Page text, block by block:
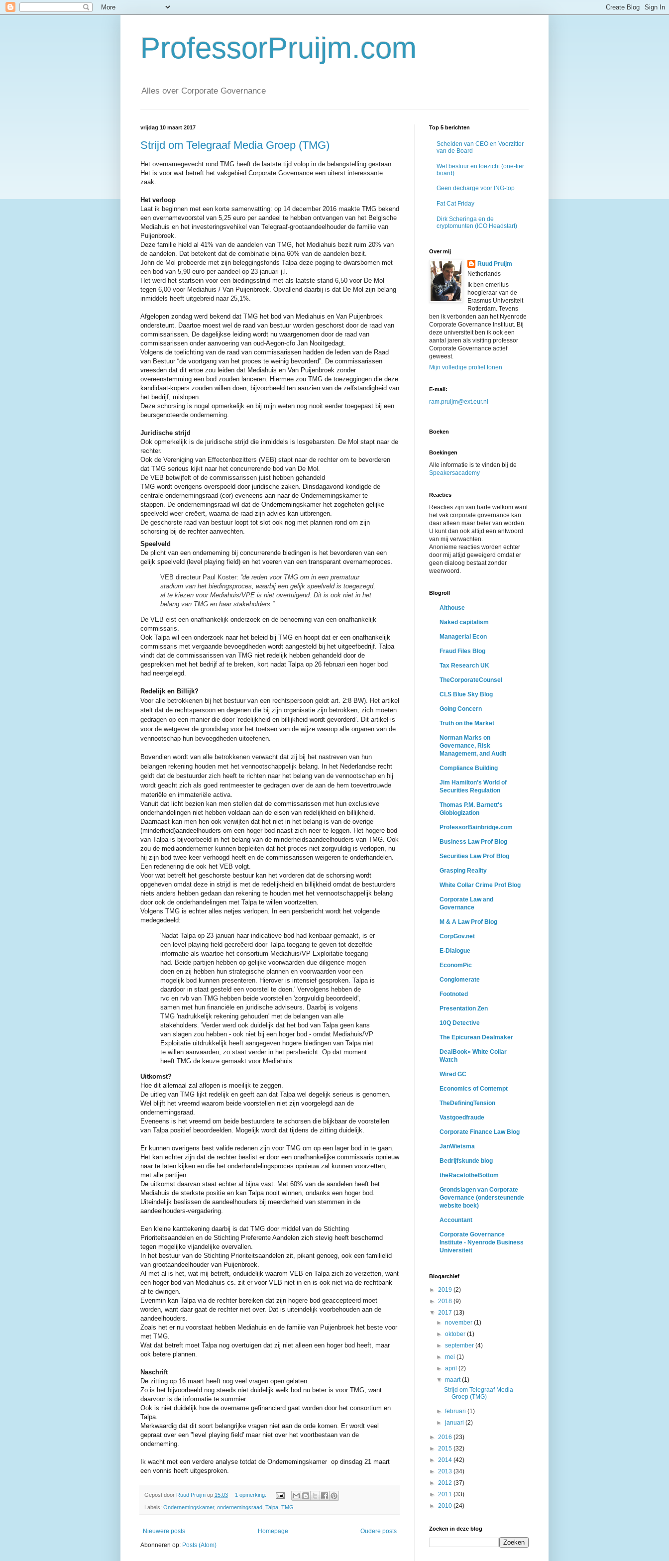
ProfessorPruijm.com
Alles over Corporate Governance
vrijdag 10 maart 2017
Strijd om Telegraaf Media Groep (TMG)
Het overnamegevecht rond TMG heeft de laatste tijd volop in de belangstelling gestaan.
Het is voor wat betreft het vakgebied Corporate Governance een uiterst interessante
zaak.
Het verloop
Laat ik beginnen met een korte samenvatting: op 14 december 2016 maakte TMG bekend
een overnamevoorstel van 5,25 euro per aandeel te hebben ontvangen van het Belgische
Mediahuis en het investeringsvehikel van Telegraaf-grootaandeelhouder de familie van
Puijenbroek.
Deze familie hield al 41% van de aandelen van TMG, het Mediahuis bezit ruim 20% van
de aandelen. Dat betekent dat de combinatie bijna 60% van de aandelen bezit.
John de Mol probeerde met zijn beleggingsfonds Talpa deze poging te dwarsbomen met
een bod van 5,90 euro per aandeel op 23 januari j.l.
Het werd het startsein voor een biedingsstrijd met als laatste stand 6,50 voor De Mol
tegen 6,00 voor Mediahuis / Van Puijenbroek. Opvallend daarbij is dat De Mol zijn belang
inmiddels heeft uitgebreid naar 25,1%.
Afgelopen zondag werd bekend dat TMG het bod van Mediahuis en Van Puijenbroek
ondersteunt. Daartoe moest wel de raad van bestuur worden geschorst door de raad van
commissarissen. De dagelijkse leiding wordt nu waargenomen door de raad van
commissarissen onder aanvoering van oud-Aegon-cfo Jan Nooitgedagt.
Volgens de toelichting van de raad van commissarissen hadden de leden van de Raad
van Bestuur “de voortgang van het proces te weinig bevorderd”. De commissarissen
vreesden dat dit ertoe zou leiden dat Mediahuis en Van Puijenbroek zonder
overeenstemming een bod zouden lanceren. Hiermee zou TMG de toezeggingen die deze
kandidaat-kopers zouden willen doen, bijvoorbeeld ten aanzien van de zelfstandigheid van
het bedrijf, mislopen.
Deze schorsing is nogal opmerkelijk en bij mijn weten nog nooit eerder toegepast bij een
beursgenoteerde onderneming.
Juridische strijd
Ook opmerkelijk is de juridische strijd die inmiddels is losgebarsten. De Mol stapt naar de
rechter.
Ook de Vereniging van Effectenbezitters (VEB) stapt naar de rechter om te bevorderen
dat TMG serieus kijkt naar het concurrerende bod van De Mol.
De VEB betwijfelt of de commissarissen juist hebben gehandeld
TMG wordt overigens overspoeld door juridische zaken. Dinsdagavond kondigde de
centrale ondernemingsraad (cor) eveneens aan naar de Ondernemingskamer te
stappen. De ondernemingsraad wil dat de Ondernemingskamer het zogeheten gelijke
speelveld weer creëert, waarna de raad zijn advies kan uitbrengen.
De geschorste raad van bestuur loopt tot slot ook nog met plannen rond om zijn
schorsing bij de rechter aanvechten.
Speelveld
De plicht van een onderneming bij concurrerende biedingen is het bevorderen van een
gelijk speelveld (level playing field) en het voeren van een transparant overnameproces.
VEB directeur Paul Koster: “de reden voor TMG om in een prematuur
stadium van het biedingsproces, waarbij een gelijk speelveld is toegezegd,
al te kiezen voor Mediahuis/VPE is niet overtuigend. Dit is ook niet in het
belang van TMG en haar stakeholders.”
De VEB eist een onafhankelijk onderzoek en de benoeming van een onafhankelijk
commissaris.
Ook Talpa wil een onderzoek naar het beleid bij TMG en hoopt dat er een onafhankelijk
commissaris met vergaande bevoegdheden wordt aangesteld bij het uitgeefbedrijf. Talpa
vindt dat de commissarissen van TMG niet redelijk hebben gehandeld door de
gesprekken met het bedrijf af te breken, kort nadat Talpa op 26 februari een hoger bod
had neergelegd.
Redelijk en Billijk?
Voor alle betrokkenen bij het bestuur van een rechtspersoon geldt art. 2:8 BW). Het artikel
stelt dat de rechtspersoon en degenen die bij zijn organisatie zijn betrokken, zich moeten
gedragen op een manier die door ‘redelijkheid en billijkheid wordt gevorderd’. Dit artikel is
voor de wetgever de grondslag voor het toetsen van de wijze waarop alle organen van de
vennootschap hun bevoegdheden uitoefenen.
Bovendien wordt van alle betrokkenen verwacht dat zij bij het nastreven van hun
belangen rekening houden met het vennootschappelijk belang. In het Nederlandse recht
geldt dat de bestuurder zich heeft te richten naar het belang van de vennootschap en hij
wordt geacht zich als goed rentmeester te gedragen over de aan de hem toevertrouwde
materiële en immateriële activa.
Vanuit dat licht bezien kan men stellen dat de commissarissen met hun exclusieve
onderhandelingen niet hebben voldaan aan de eisen van redelijkheid en billijkheid.
Daarnaast kan men hen ook verwijten dat het niet in het belang is van de overige
(minderheid)aandeelhouders om een hoger bod naast zich neer te leggen. Het hogere bod
van Talpa is bijvoorbeeld in het belang van de minderheidsaandeelhouders van TMG. Ook
zou de mediaondernemer kunnen bepleiten dat het proces niet zorgvuldig is verlopen, nu
hij zijn bod twee keer verhoogd heeft en de commissarissen weigeren te onderhandelen.
Een redenering die ook het VEB volgt.
Voor wat betreft het geschorste bestuur kan het vorderen dat de schorsing wordt
opgeheven omdat deze in strijd is met de redelijkheid en billijkheid omdat de bestuurders
niets anders hebben gedaan dan rekening te houden met het vennootschappelijk belang
door ook de onderhandelingen met Talpa te willen voortzetten.
Volgens TMG is echter alles netjes verlopen. In een persbericht wordt het volgende
medegedeeld:
'Nadat Talpa op 23 januari haar indicatieve bod had kenbaar gemaakt, is er
een level playing field gecreëerd door Talpa toegang te geven tot dezelfde
informatie als waartoe het consortium Mediahuis/VP Exploitatie toegang
had. Beide partijen hebben op gelijke voorwaarden due diligence mogen
doen en zij hebben hun strategische plannen en voorwaarden voor een
mogelijk bod kunnen presenteren. Hierover is intensief gesproken. Talpa is
daardoor in staat gesteld een voorstel te doen.' Vervolgens hebben de
rvc en rvb van TMG hebben beide voorstellen 'zorgvuldig beoordeeld',
samen met hun financiële en juridische adviseurs. Daarbij is volgens
TMG 'nadrukkelijk rekening gehouden' met de belangen van alle
stakeholders. 'Verder werd ook duidelijk dat het bod van Talpa geen kans
van slagen zou hebben - ook niet bij een hoger bod - omdat Mediahuis/VP
Exploitatie uitdrukkelijk heeft aangegeven hogere biedingen van Talpa niet
te willen aanvaarden, zo staat verder in het persbericht. Op dat moment
heeft TMG de keuze gemaakt voor Mediahuis.
Uitkomst?
Hoe dit allemaal zal aflopen is moeilijk te zeggen.
De uitleg van TMG lijkt redelijk en geeft aan dat Talpa wel degelijk serieus is genomen.
Wel blijft het vreemd waarom beide voorstellen niet zijn voorgelegd aan de
ondernemingsraad.
Eveneens is het vreemd om beide bestuurders te schorsen die blijkbaar de voorstellen
van Talpa positief beoordeelden. Mogelijk wordt dat tijdens de zitting duidelijk.
Er kunnen overigens best valide redenen zijn voor TMG om op een lager bod in te gaan.
Het kan echter zijn dat de rechter beslist er door een onafhankelijke commissaris opnieuw
naar te laten kijken en die het onderhandelingsproces opnieuw zal kunnen voorzetten,
met alle partijen.
De uitkomst daarvan staat echter al bijna vast. Met 60% van de aandelen heeft het
Mediahuis de sterkste positie en kan Talpa nooit winnen, ondanks een hoger bod.
Uiteindelijk beslissen de aandeelhouders bij meerderheid van stemmen in de
aandeelhouders-vergadering.
Een kleine kanttekening daarbij is dat TMG door middel van de Stichting
Prioriteitsaandelen en de Stichting Preferente Aandelen zich stevig heeft beschermd
tegen mogelijke vijandelijke overvallen.
In het bestuur van de Stichting Prioriteitsaandelen zit, pikant genoeg, ook een familielid
van grootaandeelhouder van Puijenbroek.
Al met al is het, wat mij betreft, onduidelijk waarom VEB en Talpa zich zo verzetten, want
een hoger bod van Mediahuis cs. zit er voor VEB niet in en is ook niet via de rechtbank
af te dwingen.
Evenmin kan Talpa via de rechter bereiken dat zijn hogere bod geaccepteerd moet
worden, want daar gaat de rechter niet over. Dat is uiteindelijk voorbehouden aan de
aandeelhouders.
Zoals het er nu voorstaat hebben Mediahuis en de familie van Puijenbroek het beste voor
met TMG.
Wat dat betreft moet Talpa nog overtuigen dat zij niet alleen een hoger bod heeft, maar
ook betere plannen.
Naschrift
De zitting op 16 maart heeft nog veel vragen open gelaten.
Zo is het bijvoorbeeld nog steeds niet duidelijk welk bod nu beter is voor TMG, want
daarvoor is de informatie te summier.
Ook is niet duidelijk hoe de overname gefinancierd gaat worden door het consortium en
Talpa.
Merkwaardig dat dit soort belangrijke vragen niet aan de orde komen. Er wordt veel
gepraat over een "level playing field' maar niet over het voortbestaan van de
onderneming.
Ik wacht met een verdere analyse totdat de Ondernemingskamer op dinsdag 21 maart
een vonnis heeft uitgesproken.
Gepost door Ruud Pruijm op 15:03 1 opmerking:
Labels: Ondernemingskamer, ondernemingsraad Talpa TMG
Nieuwere posts Oudere posts
Homepage
Abonneren op: Posts (Atom)
Top 5 berichten
Scheiden van CEO en Voorzitter
van de Board
Wet bestuur en toezicht (one-tier
board)
Geen decharge voor ING-top
Fat Cat Friday
Dirk Scheringa en de
cryptomunten (ICO Headstart)
Over mij
Ruud Pruijm
Netherlands
Ik ben emeritus
hoogleraar van de
Erasmus Universiteit
Rotterdam. Tevens
ben ik verbonden aan het Nyenrode
Corporate Governance Instituut. Bij
deze universiteit ben ik ook een
aantal jaren als visiting professor
Corporate Governance actief
geweest.
Mijn volledige profiel tonen
E-mail:
ram.pruijm@ext.eur.nl
Boeken
Boekingen
Alle informatie is te vinden bij de
Speakersacademy
Reacties
Reacties zijn van harte welkom want
het vak corporate governance kan
daar alleen maar beter van worden.
U kunt dan ook altijd een antwoord
van mij verwachten.
Anonieme reacties worden echter
door mij altijd geweigerd omdat er
geen dialoog bestaat zonder
weerwoord.
Blogroll
Althouse
Naked capitalism
Managerial Econ
Fraud Files Blog
Tax Research UK
TheCorporateCounsel
CLS Blue Sky Blog
Going Concern
Truth on the Market
Norman Marks on
Governance, Risk
Management, and Audit
Compliance Building
Jim Hamilton’s World of
Securities Regulation
Thomas P.M. Barnett's
Globlogization
ProfessorBainbridge.com
Business Law Prof Blog
Securities Law Prof Blog
Grasping Reality
White Collar Crime Prof Blog
Corporate Law and
Governance
M & A Law Prof Blog
CorpGov.net
E-Dialogue
EconomPic
Conglomerate
Footnoted
Presentation Zen
10Q Detective
The Epicurean Dealmaker
DealBook» White Collar
Watch
Wired GC
Economics of Contempt
TheDefiningTension
Vastgoedfraude
Corporate Finance Law Blog
JanWietsma
Bedrijfskunde blog
theRacetotheBottom
Grondslagen van Corporate
Governance (ondersteunende
website boek)
Accountant
Corporate Governance
Institute - Nyenrode Business
Universiteit
Blogarchief
► 2019 (2)
► 2018 (9)
▼ 2017 (13)
►november(1)
►oktober(1)
►september(4)
►mei(1)
►april(2)
▼maart(1)
Strijd om Telegraaf Media
Groep (TMG)
►februari(1)
►januari(2)
► 2016 (23)
► 2015 (32)
► 2014 (42)
► 2013 (34)
► 2012 (37)
► 2011 (33)
► 2010 (24)
Zoeken in deze blog